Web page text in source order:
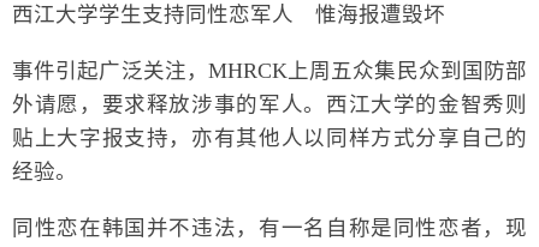
西江大学学生支持同性恋军人 惟海报遭毁坏
事件引起广泛关注，MHRCK上周五众集民众到国防部
外请愿，要求释放涉事的军人。西江大学的金智秀则
贴上大字报支持，亦有其他人以同样方式分享自己的
经验。
同性恋在韩国并不违法，有一名自称是同性恋者，现